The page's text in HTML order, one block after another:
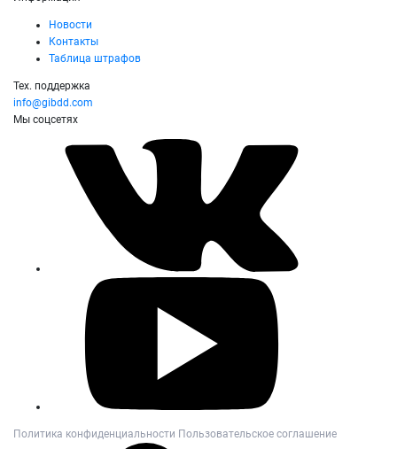
Новости
Контакты
Таблица штрафов
Тех. поддержка
info@gibdd.com
Мы соцсетях
Политика конфиденциальности Пользовательское соглашение